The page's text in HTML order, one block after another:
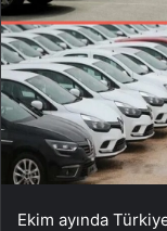
Ekim ayında